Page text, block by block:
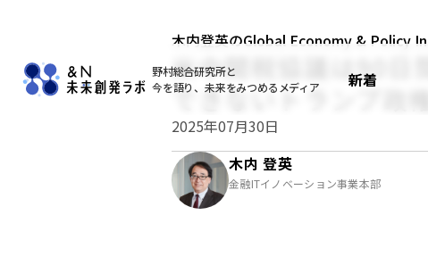
野村総合研究所と
今を語り、未来をみつめるメディア
新着
木内登英のGlobal Economy & Policy
米中関税協議は90日
できないトランプ政権
2025年07月30日
木内 登英
金融ITイノベーション事業本部